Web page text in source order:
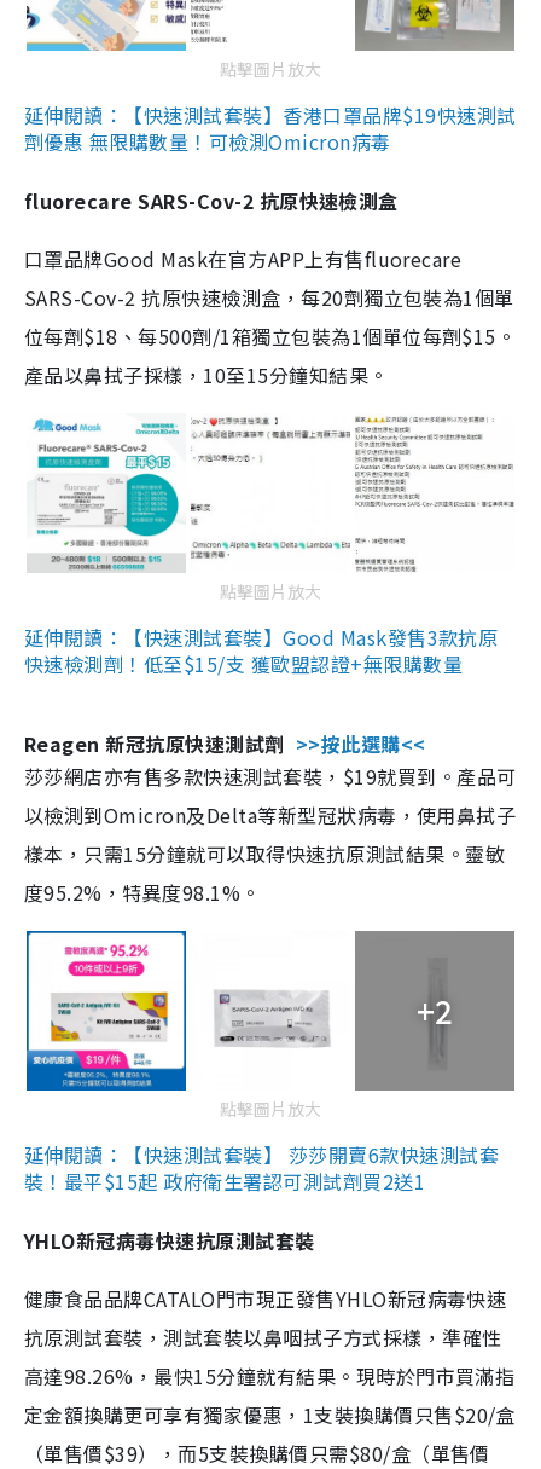
點擊圖片放大
延伸閱讀：【快速測試套裝】香港口罩品牌$19快速測試
劑優惠 無限購數量！可檢測Omicron病毒
fluorecare SARS-Cov-2 抗原快速檢測盒
口罩品牌Good Mask在官方APP上有售fluorecare
SARS-Cov-2 抗原快速檢測盒，每20劑獨立包裝為1個單
位每劑$18、每500劑/1箱獨立包裝為1個單位每劑$15。
產品以鼻拭子採樣，10至15分鐘知結果。
點擊圖片放大
延伸閱讀：【快速測試套裝】Good Mask發售3款抗原
快速檢測劑！低至$15/支 獲歐盟認證+無限購數量
Reagen 新冠抗原快速測試劑 >>按此選購<<
莎莎網店亦有售多款快速測試套裝，$19就買到。產品可
以檢測到Omicron及Delta等新型冠狀病毒，使用鼻拭子
樣本，只需15分鐘就可以取得快速抗原測試結果。靈敏
度95.2%，特異度98.1%。
+2
點擊圖片放大
延伸閱讀：【快速測試套裝】 莎莎開賣6款快速測試套
裝！最平$15起 政府衛生署認可測試劑買2送1
YHLO新冠病毒快速抗原測試套裝
健康食品品牌CATALO門市現正發售YHLO新冠病毒快速
抗原測試套裝，測試套裝以鼻咽拭子方式採樣，準確性
高達98.26%，最快15分鐘就有結果。現時於門市買滿指
定金額換購更可享有獨家優惠，1支裝換購價只售$20/盒
（單售價$39），而5支裝換購價只需$80/盒（單售價